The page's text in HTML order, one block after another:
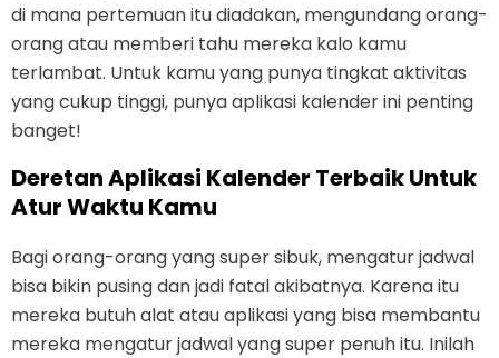
di mana pertemuan itu diadakan, mengundang orang-
orang atau memberi tahu mereka kalo kamu
terlambat. Untuk kamu yang punya tingkat aktivitas
yang cukup tinggi, punya aplikasi kalender ini penting
banget!
Deretan Aplikasi Kalender TerbaikUntuk
Atur Waktu Kamu
Bagi orang-orang yang super sibuk, mengatur jadwal
bisa bikin pusing dan jadi fatal akibatnya. Karena itu
mereka butuh alat atau aplikasi yang bisa membantu
mereka mengatur jadwal yang super penuh itu. Inilah